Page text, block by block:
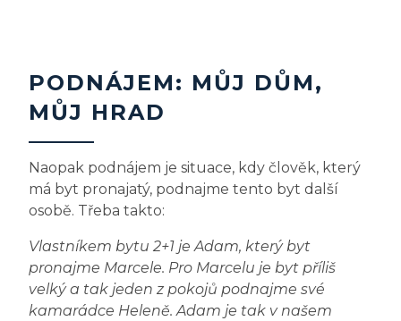
PODNÁJEM: MŮJ DŮM,
MŮJ HRAD
Naopak podnájem je situace, kdy člověk, který
má byt pronajatý, podnajme tento byt další
osobě. Třeba takto:
Vlastníkem bytu 2+1 je Adam, který byt
pronajme Marcele. Pro Marcelu je byt příliš
velký a tak jeden z pokojů podnajme své
kamarádce Heleně. Adam je tak v našem